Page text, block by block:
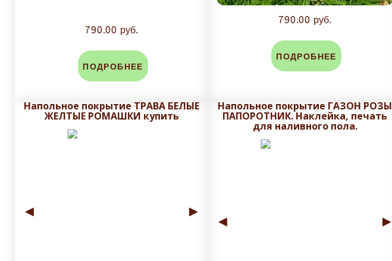
790.00 руб.
ПОДРОБНЕЕ
790.00 руб.
ПОДРОБНЕЕ
Напольное покрытие ТРАВА БЕЛЫЕ
ЖЕЛТЫЕ РОМАШКИ купить
◄ ►
Напольное покрытие ГАЗОН РОЗЫ
ПАПОРОТНИК. Наклейка, печать
для наливного пола.
◄ ►